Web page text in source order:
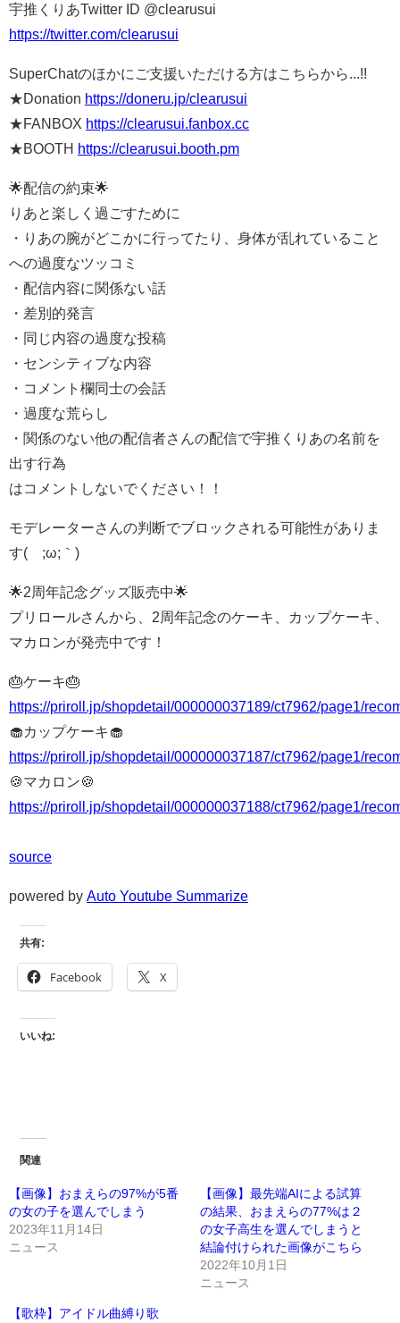
宇推くりあTwitter ID @clearusui
https://twitter.com/clearusui
SuperChatのほかにご支援いただける方はこちらから...!!
★Donation https://doneru.jp/clearusui
★FANBOX https://clearusui.fanbox.cc
★BOOTH https://clearusui.booth.pm
🌟配信の約束🌟
りあと楽しく過ごすために
・りあの腕がどこかに行ってたり、身体が乱れていること
への過度なツッコミ
・配信内容に関係ない話
・差別的発言
・同じ内容の過度な投稿
・センシティブな内容
・コメント欄同士の会話
・過度な荒らし
・関係のない他の配信者さんの配信で宇推くりあの名前を
出す行為
はコメントしないでください！！
モデレーターさんの判断でブロックされる可能性がありま
す(´;ω;｀)
🌟2周年記念グッズ販売中🌟
プリロールさんから、2周年記念のケーキ、カップケーキ、
マカロンが発売中です！
🎂ケーキ🎂
https://priroll.jp/shopdetail/000000037189/ct7962/page1/
🧁カップケーキ🧁
https://priroll.jp/shopdetail/000000037187/ct7962/page1/
🍪マカロン🍪
https://priroll.jp/shopdetail/000000037188/ct7962/page1/
source
powered by Auto Youtube Summarize
共有:
Facebook X
いいね:
関連
【画像】おまえらの97%が5番
の女の子を選んでしまう
2023年11月14日
ニュース
【画像】最先端AIによる試算
の結果、おまえらの77%は２
の女子高生を選んでしまうと
結論付けられた画像がこちら
2022年10月1日
ニュース
【歌枠】アイドル曲縛り歌